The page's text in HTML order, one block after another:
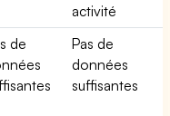
activité
de
Pas de
données
suffisantes